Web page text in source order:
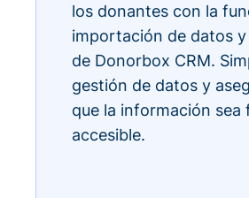
los donantes con la
importación de datos
de Donorbox CRM.
gestión de datos y
que la información sea
accesible.